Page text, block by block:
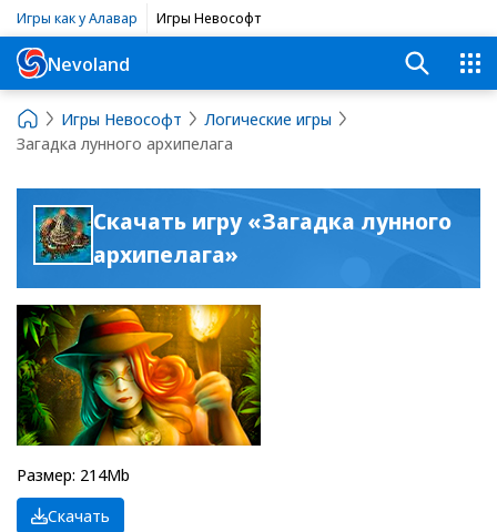
Игры как у Алавар Игры Невософт
Nevoland
Игры Невософт
Логические игры
Загадка лунного архипелага
Скачать игру «Загадка лунного
архипелага»
Размер: 214Mb
Скачать